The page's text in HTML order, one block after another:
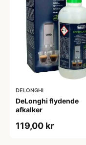
DELONGHI
DeLonghi flydende
afkalker
119,00 kr